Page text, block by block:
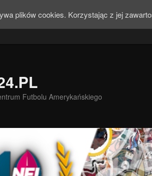
Futbolu Amerykańskiego
plików cookies. Korzystając z jej